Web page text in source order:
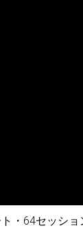
・64セッショ